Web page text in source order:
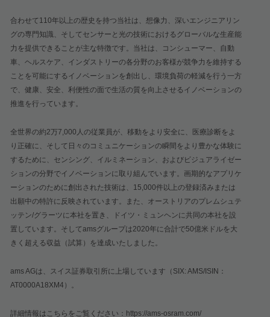
合わせて 110年以上の歴史を持つ当社は、想像力、深いエンジニアリン
グの専門知識、そしてセンサーと光の技術におけるグローバルな生産能
力を提供できることが主な特徴です。当社は、コンシューマー、自動
車、ヘルスケア、インダストリーの各分野のお客様が競争力を維持する
ことを可能にするイノベーションを創出し、環境負荷の軽減を行う一方
で、健康、安全、利便性の面で生活の質を向上させるイノベーションの
推進を行っています。
全世界の約2万7,000 人の従業員が、移動をより安全に、医療診断をよ
り正確に、そして日々のコミュニケーションの瞬間をより豊かな体験に
するために、センシング、イルミネーション、およびビジュアライゼー
ションの分野でイノベーションに取り組んでいます。画期的なアプリケ
ーションのために創出された技術は、 15,000件以上の登録済みまたは
出願中の特許に反映されています。また、オーストリアのプレムシュテ
ッテン/グラーツに本社を置き、ドイツ・ミュンヘンに共同の本社を設
置しています。そしてamsグループは2020年に合計で50億米ドルを大
きく超える収益（試算）を達成いたしました。
ams AGは、スイス証券取引所に上場しています（ SIX: AMS/ISIN ：
AT0000A18XM4 ）。
詳細情報はこちらをご覧ください： https://ams-osram.com/